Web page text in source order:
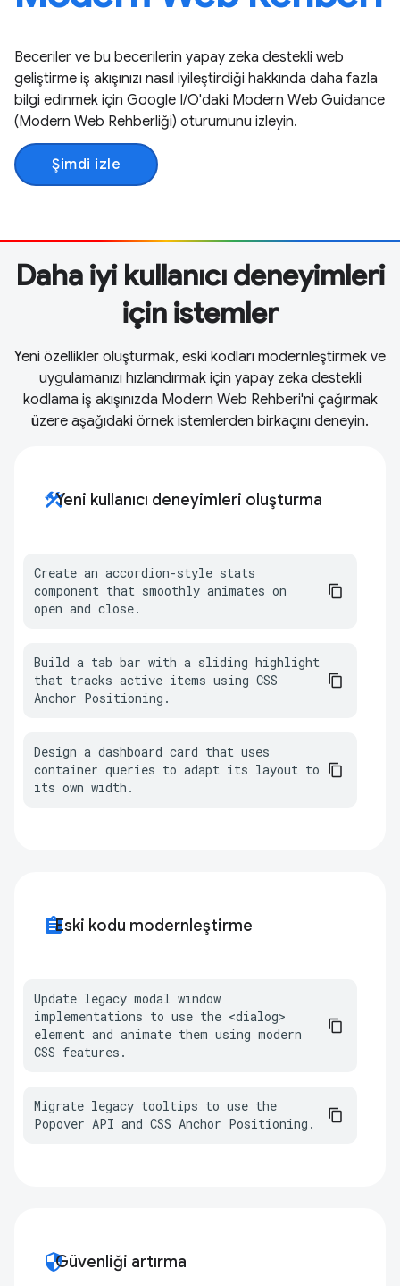
Beceriler ve bu becerilerin yapay zeka destekli web
geliştirme iş akışınızı nasıl iyileştirdiği hakkında daha fazla
bilgi edinmek için Google I / O'daki Modern Web Guidance
(Modern Web Rehberliği) oturumunu izleyin.
Şimdi izle
Daha iyi kullanıcı deneyimleri
için istemler
Yeni özellikler oluşturmak, eski kodları modernleştirmek ve
uygulamanızı hızlandırmak için yapay zeka destekli
kodlama iş akışınızda Modern Web Rehberi'ni çağırmak
üzere aşağıdaki örnek istemlerden birkaçını deneyin.
constructionYeni kullanıcı deneyimleri oluşturma
Create an accordion-style stats
component that smoothly animates on
open and close.
Build a tab bar with a sliding highlight
that tracks active items using CSS
Anchor Positioning.
Design a dashboard card that uses
container queries to adapt its layout to
its own width.
assignmentEski kodu modernleştirme
Update legacy modal window
implementations to use the <dialog>
element and animate them using modern
CSS features.
Migrate legacy tooltips to use the
Popover API and CSS Anchor Positioning.
securityGüvenliği artırma